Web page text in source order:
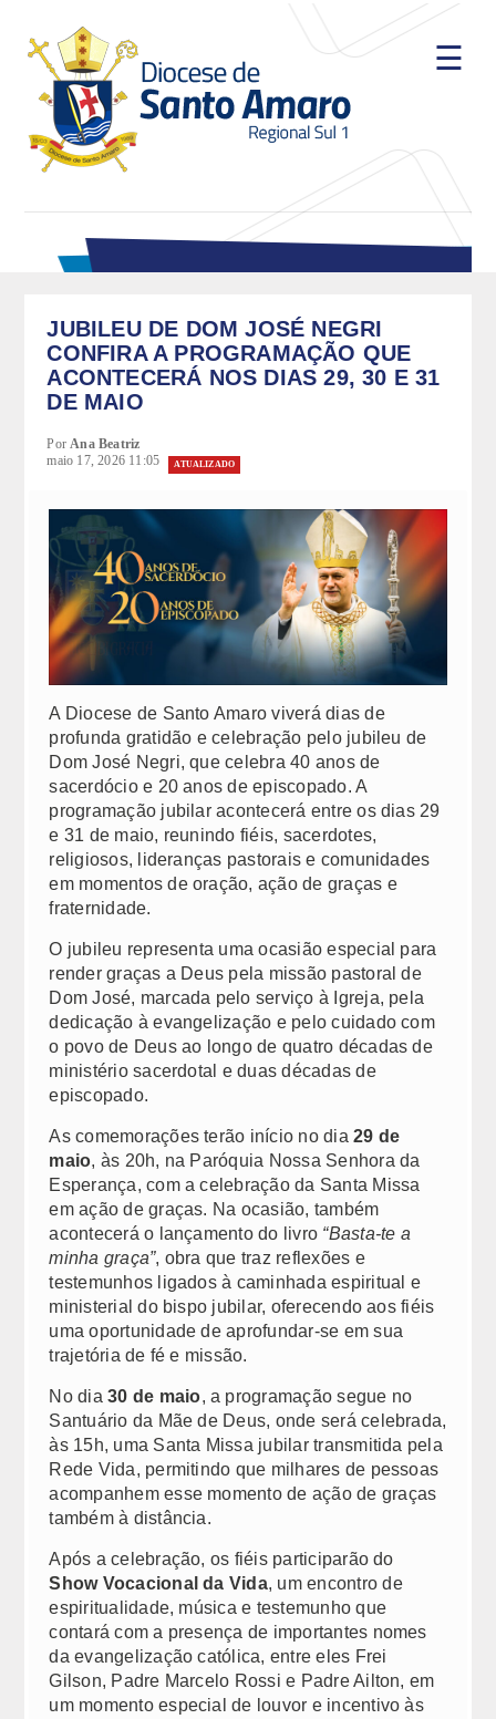
A Diocese
História
Dom Fernando Antônio Figueiredo, OFM
Clero
Padres Religiosos
Padres Diocesanos Externos
Cúria
Paróquias
Todas as paróquias
Mapa territorial
Tribunal Eclesiástico
CITAÇÃO POR EDITAL
Comissão para a Tutela dos Menores
Decreto de Instituição da Comissão
Nomeação dos membros da Comissão
Canal para recebimento de denúncias
Chancelaria
Comunicados e Decretos
Expediente
Atos
Nomeação de Pároco
Pastorais
CARTEIRA DIGITAL
Vocacional
CRB
Congregações Femininas
Congregações Masculinas
Novas Comunidades
Contato
Fale Conosco
☰
JUBILEU DE DOM JOSÉ NEGRI
CONFIRA A PROGRAMAÇÃO QUE
ACONTECERÁ NOS DIAS 29, 30 E 31
DE MAIO
PorAna Beatriz
maio 17, 2026 11:05
ATUALIZADO
A Diocese de Santo Amaro viverá dias de
profunda gratidão e celebração pelo jubileu de
Dom José Negri, que celebra 40 anos de
sacerdócio e 20 anos de episcopado. A
programação jubilar acontecerá entre os dias 29
e 31 de maio, reunindo fiéis, sacerdotes,
religiosos, lideranças pastorais e comunidades
em momentos de oração, ação de graças e
fraternidade.
O jubileu representa uma ocasião especial para
render graças a Deus pela missão pastoral de
Dom José, marcada pelo serviço à Igreja, pela
dedicação à evangelização e pelo cuidado com
o povo de Deus ao longo de quatro décadas de
ministério sacerdotal e duas décadas de
episcopado.
As comemorações terão início no dia29 de
maio, às 20h, na Paróquia Nossa Senhora da
Esperança, com a celebração da Santa Missa
em ação de graças. Na ocasião, também
acontecerá o lançamento do livro “Basta-te a
minha graça”, obra que traz reflexões e
testemunhos ligados à caminhada espiritual e
ministerial do bispo jubilar, oferecendo aos fiéis
uma oportunidade de aprofundar-se em sua
trajetória de fé e missão.
No dia30 de maio, a programação segue no
Santuário da Mãe de Deus, onde será celebrada,
às 15h, uma Santa Missa jubilar transmitida pela
Rede Vida, permitindo que milhares de pessoas
acompanhem esse momento de ação de graças
também à distância.
Após a celebração, os fiéis participarão do
Show Vocacional da Vida, um encontro de
espiritualidade, música e testemunho que
contará com a presença de importantes nomes
da evangelização católica, entre eles Frei
Gilson, Padre Marcelo Rossi e Padre Ailton, em
um momento especial de louvor e incentivo às